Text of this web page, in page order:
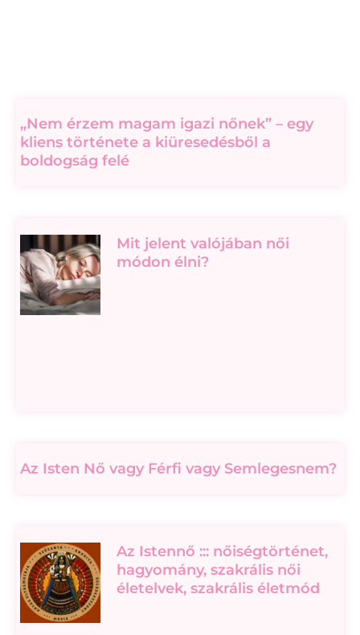
„Nem érzem magam igazi nőnek” – egy
kliens története a kiüresedésből a
boldogság felé
Mit jelent valójában női
módon élni?
Az Isten Nő vagy Férfi vagy Semlegesnem?
Az Istennő ::: nőiségtörténet,
hagyomány, szakrális női
életelvek, szakrális életmód